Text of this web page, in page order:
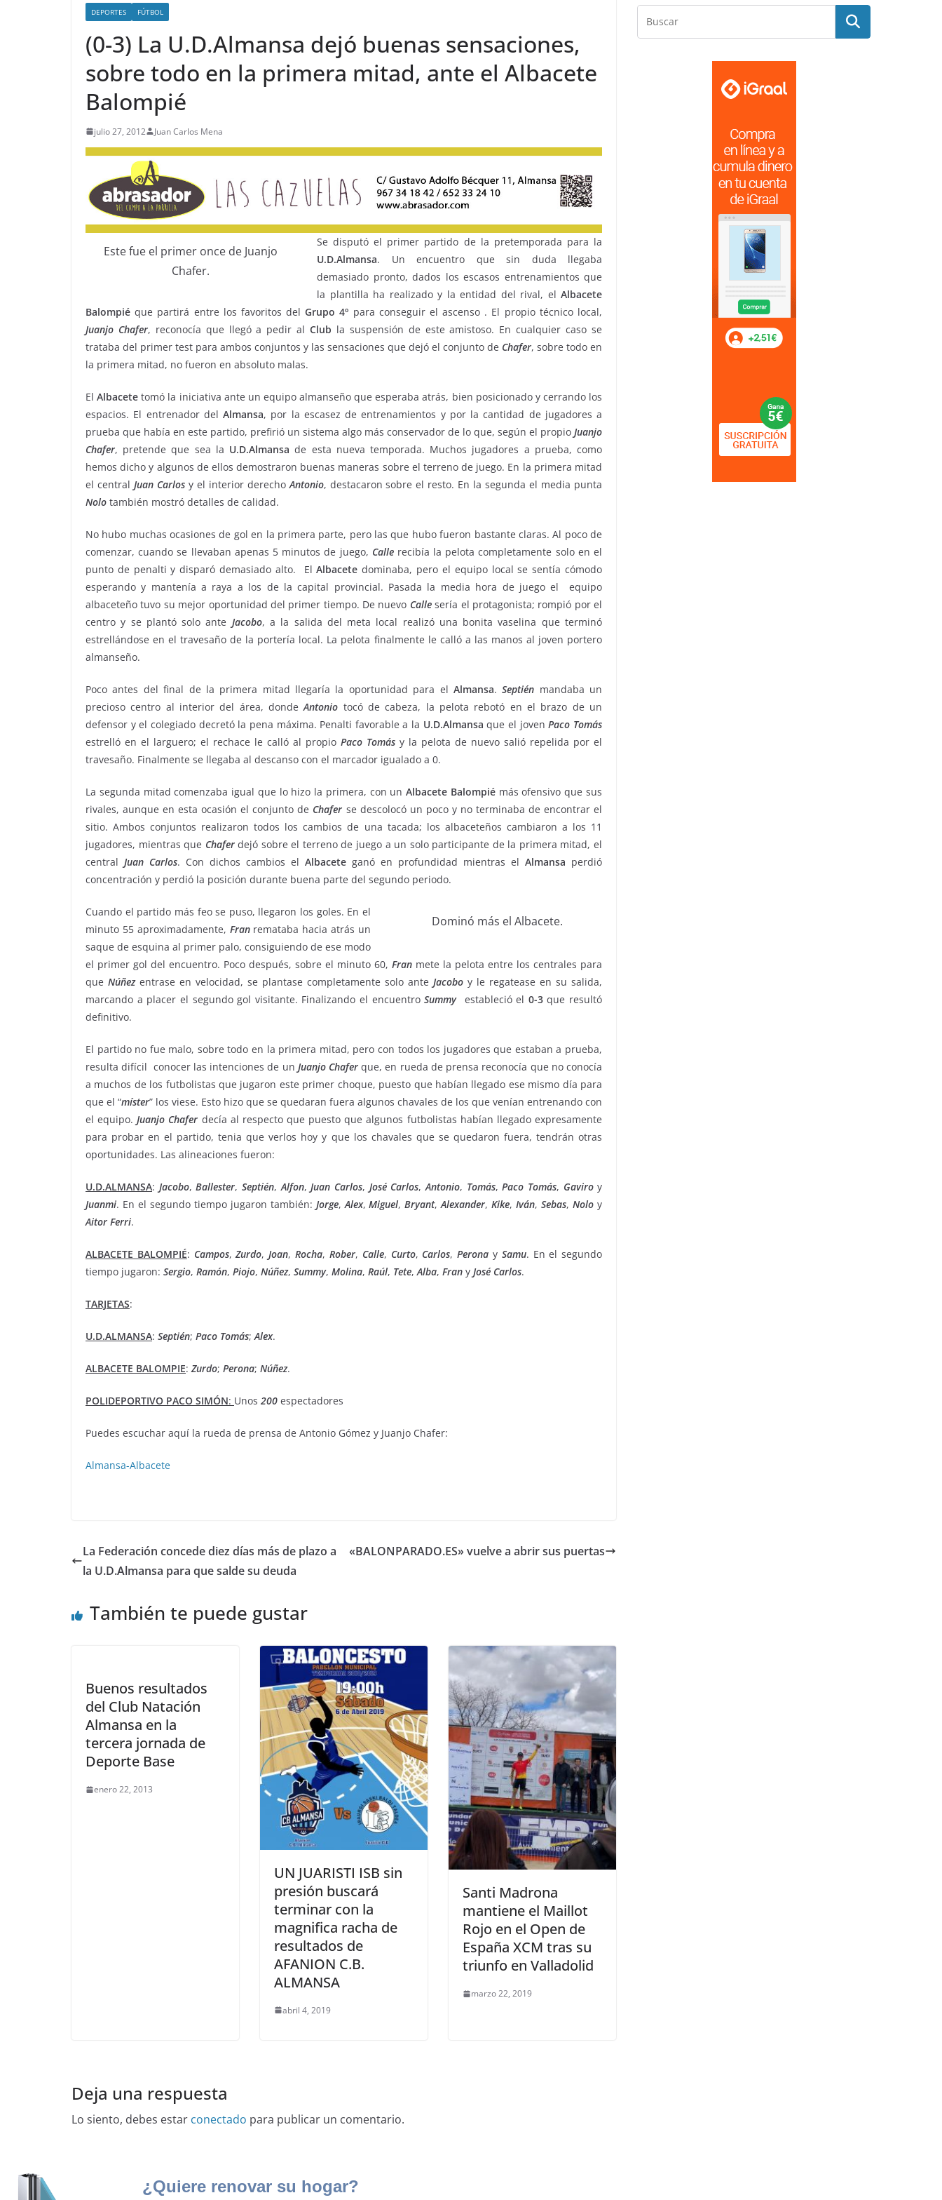
DEPORTES FÚTBOL
(0-3) La U.D.Almansa dejó buenas sensaciones,
sobre todo en la primera mitad, ante el Albacete
Balompié
julio 27, 2012 Juan Carlos Mena
Este fue el primer once de Juanjo
Chafer.
Se disputó el primer partido de la pretemporada para la
U.D.Almansa. Un encuentro que sin duda llegaba
demasiado pronto, dados los escasos entrenamientos que
la plantilla ha realizado y la entidad del rival, el Albacete
Balompié que partirá entre los favoritos delGrupo 4º para conseguir el ascenso . El propio técnico local,
Juanjo Chafer, reconocía que llegó a pedir alClub la suspensión de este amistoso. En cualquier caso se
trataba del primer test para ambos conjuntos y las sensaciones que dejó el conjunto de Chafer, sobre todo en
la primera mitad, no fueron en absoluto malas.
ElAlbacete tomó la iniciativa ante un equipo almanseño que esperaba atrás, bien posicionado y cerrando los
espacios. El entrenador del Almansa, por la escasez de entrenamientos y por la cantidad de jugadores a
prueba que había en este partido, prefirió un sistema algo más conservador de lo que, según el propio Juanjo
Chafer, pretende que sea la U.D.Almansa de esta nueva temporada. Muchos jugadores a prueba, como
hemos dicho y algunos de ellos demostraron buenas maneras sobre el terreno de juego. En la primera mitad
el central Juan Carlosy el interior derechoAntonio, destacaron sobre el resto. En la segunda el media punta
Nolo también mostró detalles de calidad.
No hubo muchas ocasiones de gol en la primera parte, pero las que hubo fueron bastante claras. Al poco de
comenzar, cuando se llevaban apenas 5 minutos de juego, Callerecibía la pelota completamente solo en el
punto de penalti y disparó demasiado alto. ElAlbacete dominaba, pero el equipo local se sentía cómodo
esperando y mantenía a raya a los de la capital provincial. Pasada la media hora de juego el equipo
albaceteño tuvo su mejor oportunidad del primer tiempo. De nuevo Callesería el protagonista; rompió por el
centro y se plantó solo ante Jacobo, a la salida del meta local realizó una bonita vaselina que terminó
estrellándose en el travesaño de la portería local. La pelota finalmente le calló a las manos al joven portero
almanseño.
Poco antes del final de la primera mitad llegaría la oportunidad para el Almansa.Septién mandaba un
precioso centro al interior del área, dondeAntonio tocó de cabeza, la pelota rebotó en el brazo de un
defensor y el colegiado decretó la pena máxima. Penalti favorable a la U.D.Almansa que el jovenPaco Tomás
estrelló en el larguero; el rechace le calló al propio Paco Tomás y la pelota de nuevo salió repelida por el
travesaño. Finalmente se llegaba al descanso con el marcador igualado a 0.
La segunda mitad comenzaba igual que lo hizo la primera, con unAlbacete Balompiémás ofensivo que sus
rivales, aunque en esta ocasión el conjunto de Chafer se descolocó un poco y no terminaba de encontrar el
sitio. Ambos conjuntos realizaron todos los cambios de una tacada; los albaceteños cambiaron a los 11
jugadores, mientras que Chaferdejó sobre el terreno de juego a un solo participante de la primera mitad, el
central Juan Carlos. Con dichos cambios el Albacete ganó en profundidad mientras el Almansa perdió
concentración y perdió la posición durante buena parte del segundo periodo.
Dominó más el Albacete.
Cuando el partido más feo se puso, llegaron los goles. En el
minuto 55 aproximadamente, Franremataba hacia atrás un
saque de esquina al primer palo, consiguiendo de ese modo
el primer gol del encuentro. Poco después, sobre el minuto 60, Fran mete la pelota entre los centrales para
que Núñezentrase en velocidad, se plantase completamente solo ante Jacobo y le regatease en su salida,
marcando a placer el segundo gol visitante. Finalizando el encuentroSummyestableció el 0-3que resultó
definitivo.
El partido no fue malo, sobre todo en la primera mitad, pero con todos los jugadores que estaban a prueba,
resulta difícil conocer las intenciones de un Juanjo Chafer que, en rueda de prensa reconocía que no conocía
a muchos de los futbolistas que jugaron este primer choque, puesto que habían llegado ese mismo día para
que el “míster” los viese. Esto hizo que se quedaran fuera algunos chavales de los que venían entrenando con
el equipo.Juanjo Chafer decía al respecto que puesto que algunos futbolistas habían llegado expresamente
para probar en el partido, tenia que verlos hoy y que los chavales que se quedaron fuera, tendrán otras
oportunidades. Las alineaciones fueron:
U.D.ALMANSA: Jacobo,Ballester, Septién,Alfon,Juan Carlos, José Carlos,Antonio, Tomás,Paco Tomás, Gaviroy
Juanmi. En el segundo tiempo jugaron también: Jorge,Alex,Miguel,Bryant,Alexander,Kike,Iván,Sebas,Nolo y
Aitor Ferri.
ALBACETE BALOMPIÉ: Campos,Zurdo,Joan,Rocha, Rober, Calle, Curto, Carlos,Perona y Samu. En el segundo
tiempo jugaron: Sergio, Ramón, Piojo, Núñez, Summy, Molina, Raúl, Tete,Alba, Fran y José Carlos.
TARJETAS:
U.D.ALMANSA: Septién; Paco Tomás;Alex.
ALBACETE BALOMPIE:Zurdo; Perona; Núñez.
POLIDEPORTIVO PACO SIMÓN: Unos 200 espectadores
Puedes escuchar aquí la rueda de prensa de Antonio Gómez y Juanjo Chafer:
Almansa-Albacete
La Federación concede diez días más de plazo a
la U.D.Almansa para que salde su deuda
«BALONPARADO.ES» vuelve a abrir sus puertas
También te puede gustar
Buenos resultados
del Club Natación
Almansa en la
tercera jornada de
Deporte Base
enero 22, 2013
UN JUARISTI ISB sin
presión buscará
terminar con la
magnifica racha de
resultados de
AFANION C.B.
ALMANSA
abril 4, 2019
Santi Madrona
mantiene el Maillot
Rojo en el Open de
España XCM tras su
triunfo en Valladolid
marzo 22, 2019
Deja una respuesta
Lo siento, debes estar conectado para publicar un comentario.